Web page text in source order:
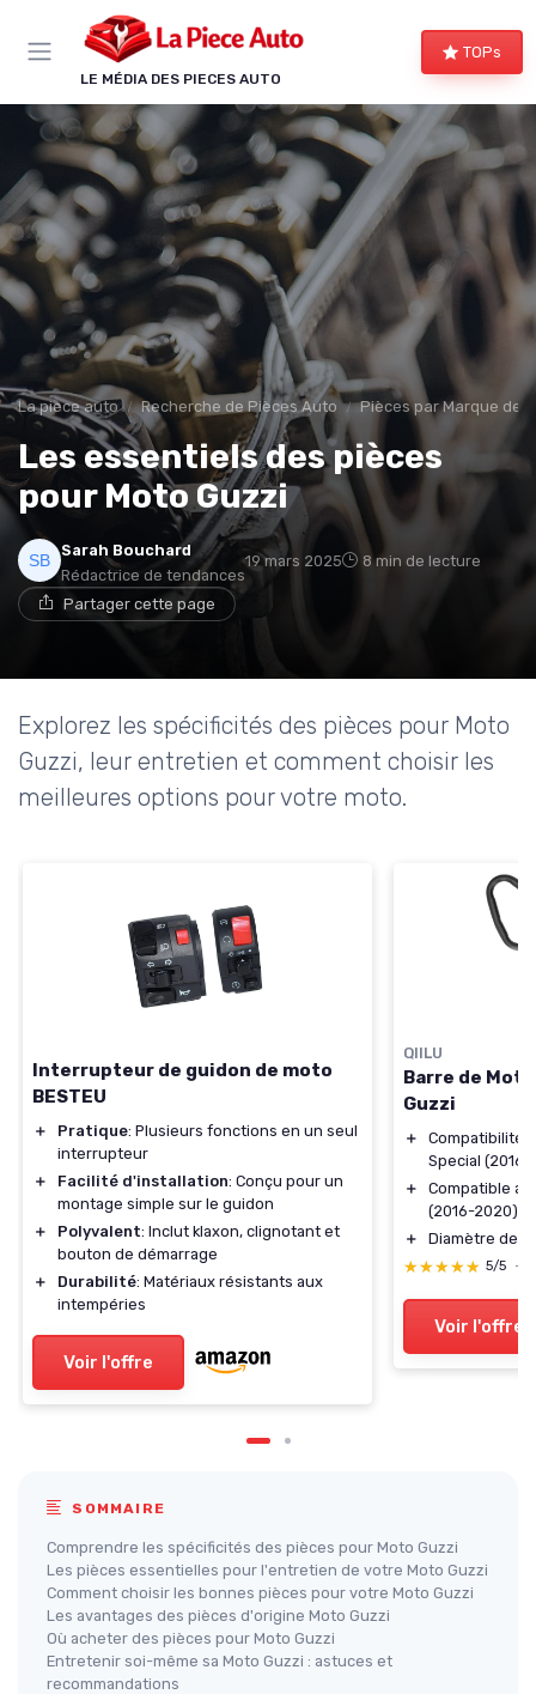
LE MÉDIA DES PIECES AUTO
TOPs
La piece auto Recherche de Pièces Auto Pièces par Marque de
Les essentiels des pièces
pour Moto Guzzi
Sarah Bouchard
Rédactrice de tendances
19 mars 2025 8 min de lecture
Partager cette page
Explorez les spécificités des pièces pour Moto
Guzzi, leur entretien et comment choisir les
meilleures options pour votre moto.
Interrupteur de guidon de moto
BESTEU
＋ Pratique: Plusieurs fonctions en un seul
interrupteur
＋
Facilité d'installation: Conçu pour un
montage simple sur le guidon
＋
Polyvalent: Inclut klaxon, clignotant et
bouton de démarrage
＋
Durabilité: Matériaux résistants aux
intempéries
Voir l'offre
QIILU
Barre de
Guzzi
＋
Compatibilité
Special (2016-
＋
Compatible
(2016-2020)
＋
Diamètre de
★★★★★
★★★★★ 5/5 —
Voir l'offre
SOMMAIRE
Comprendre les spécificités des pièces pour Moto Guzzi
Les pièces essentielles pour l'entretien de votre Moto Guzzi
Comment choisir les bonnes pièces pour votre Moto Guzzi
Les avantages des pièces d'origine Moto Guzzi
Où acheter des pièces pour Moto Guzzi
Entretenir soi-même sa Moto Guzzi : astuces et
recommandations
Panneau de gestion des cookies